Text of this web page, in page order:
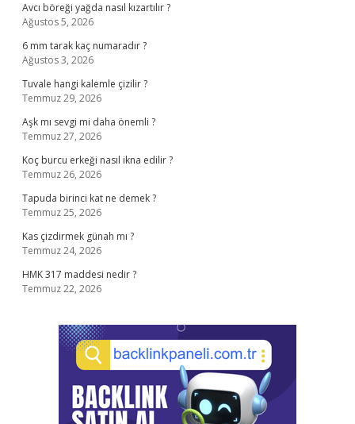
Avcı böreği yağda nasıl kızartılır ?
Ağustos 5, 2026
6 mm tarak kaç numaradır ?
Ağustos 3, 2026
Tuvale hangi kalemle çizilir ?
Temmuz 29, 2026
Aşk mı sevgi mi daha önemli ?
Temmuz 27, 2026
Koç burcu erkeği nasıl ikna edilir ?
Temmuz 26, 2026
Tapuda birinci kat ne demek ?
Temmuz 25, 2026
Kas çizdirmek günah mı ?
Temmuz 24, 2026
HMK 317 maddesi nedir ?
Temmuz 22, 2026